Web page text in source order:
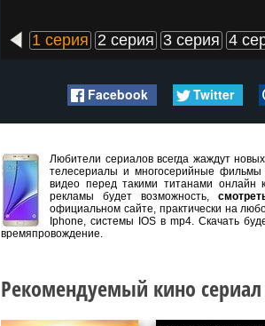
1 серия 2 серия 3 серия 4
Facebook Twitter
Любители сериалов всегда жаждут
телесериалы и многосерийные
видео перед такими титанами онлайн
рекламы будет возможность,
официальном сайте, практически на
Iphone, системы IOS в mp4. Скачать
времяпровождение.
Рекомендуемый кино